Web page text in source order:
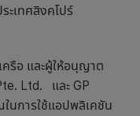
ะเทศสิงคโปร์
รือ และผู้ให้อนุญาต
Ltd. และ GP
นการใช้แอปพลิเคชัน